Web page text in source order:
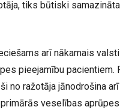
tiks būtiski
arī nākamais
pieejamību pacientiem.
no ražotāja jānodrošina
veselības